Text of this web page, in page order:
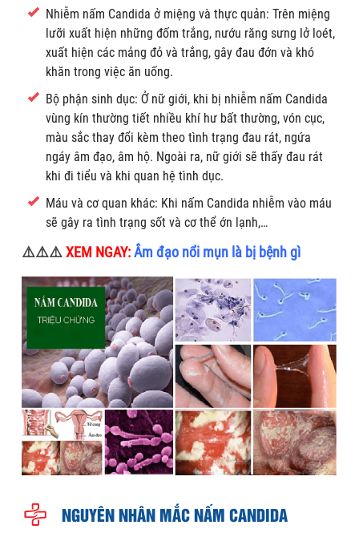
Nhiễm nấm Candida ở miệng và thực quản: Trên miệng
lưỡi xuất hiện những đốm trắng, nướu răng sưng lở loét,
xuất hiện các mảng đỏ và trắng, gây đau đớn và khó
khăn trong việc ăn uống.
Bộ phận sinh dục: Ở nữ giới, khi bị nhiễm nấm Candida
vùng kín thường tiết nhiều khí hư bất thường, vón cục,
màu sắc thay đổi kèm theo tình trạng đau rát, ngứa
ngáy âm đạo, âm hộ. Ngoài ra, nữ giới sẽ thấy đau rát
khi đi tiểu và khi quan hệ tình dục.
Máu và cơ quan khác: Khi nấm Candida nhiễm vào máu
sẽ gây ra tình trạng sốt và cơ thể ớn lạnh,…
⚠️⚠️⚠️ XEM NGAY:Âm đạo nổi mụn là bị bệnh gì
NGUYÊN NHÂN MẮC NẤM CANDIDA